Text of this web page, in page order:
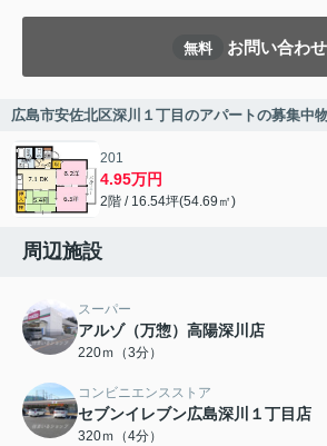
無料 お問い合わせ
広島市安佐北区深川１丁目のアパートの募集中
201
4.95万円
2階 / 16.54坪(54.69㎡)
周辺施設
スーパー
アルゾ（万惣）高陽深川店
220ｍ（3分）
コンビニエンスストア
セブンイレブン広島深川１丁目店
320ｍ（4分）